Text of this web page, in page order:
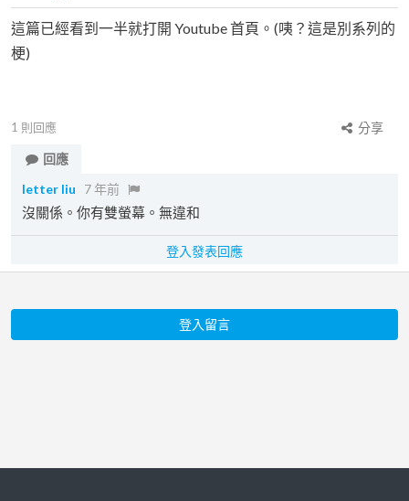
這篇已經看到一半就打開 Youtube 首頁。(咦？這是別系列的
梗)
1 則回應
分享
回應
letter liu
7 年前
沒關係。你有雙螢幕。無違和
登入發表回應
登入留言